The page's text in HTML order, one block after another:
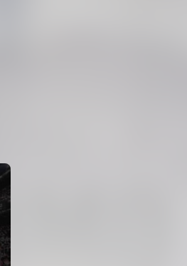
ENTRENAMENT DEL